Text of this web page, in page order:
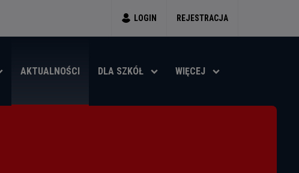
LOGIN REJESTRACJA
AKTUALNOŚCI DLA SZKÓŁ WIĘCEJ